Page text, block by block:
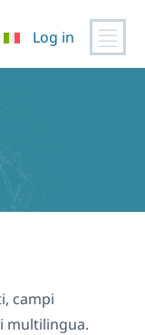
Log in
campi
multilingua.